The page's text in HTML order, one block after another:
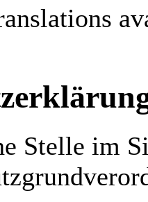
Stelle im